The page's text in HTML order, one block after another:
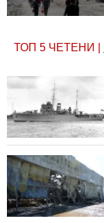
ТОП 5 ЧЕТЕНИ